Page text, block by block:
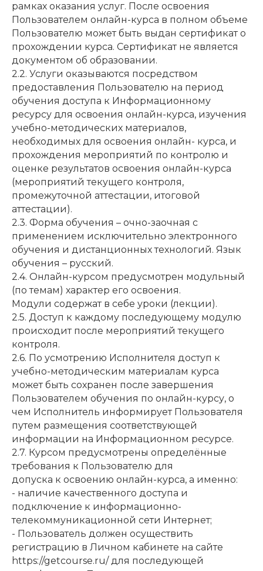
рамках оказания услуг. После освоения
Пользователем онлайн-курса в полном объеме
Пользователю может быть выдан сертификат о
прохождении курса. Сертификат не является
документом об образовании.
2.2. Услуги оказываются посредством
предоставления Пользователю на период
обучения доступа к Информационному
ресурсу для освоения онлайн-курса, изучения
учебно-методических материалов,
необходимых для освоения онлайн- курса, и
прохождения мероприятий по контролю и
оценке результатов освоения онлайн-курса
(мероприятий текущего контроля,
промежуточной аттестации, итоговой
аттестации).
2.3. Форма обучения – очно-заочная с
применением исключительно электронного
обучения и дистанционных технологий. Язык
обучения – русский.
2.4. Онлайн-курсом предусмотрен модульный
(по темам) характер его освоения.
Модули содержат в себе уроки (лекции).
2.5. Доступ к каждому последующему модулю
происходит после мероприятий текущего
контроля.
2.6. По усмотрению Исполнителя доступ к
учебно-методическим материалам курса
может быть сохранен после завершения
Пользователем обучения по онлайн-курсу, о
чем Исполнитель информирует Пользователя
путем размещения соответствующей
информации на Информационном ресурсе.
2.7. Курсом предусмотрены определённые
требования к Пользователю для
допуска к освоению онлайн-курса, а именно:
- наличие качественного доступа и
подключение к информационно-
телекоммуникационной сети Интернет;
- Пользователь должен осуществить
регистрацию в Личном кабинете на сайте
https://getcourse.ru/ для последующей